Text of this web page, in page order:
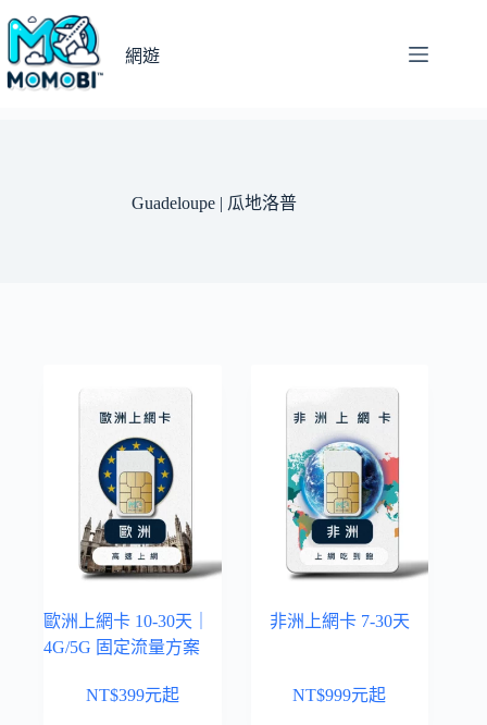
跳
主
要
網遊
Guadeloupe | 瓜地洛普
歐洲上網卡 10-30天｜
4G/5G 固定流量方案
NT$399元起
非洲上網卡 7-30天
NT$999元起